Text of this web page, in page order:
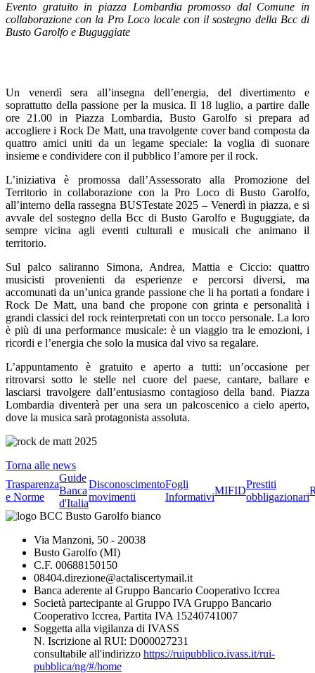
Evento gratuito in piazza Lombardia promosso dal Comune in
collaborazione con la Pro Loco locale con il sostegno della Bcc di
Busto Garolfo e Buguggiate
Un venerdì sera all’insegna dell’energia, del divertimento e
soprattutto della passione per la musica. Il 18 luglio, a partire dalle
ore 21.00 in Piazza Lombardia, Busto Garolfo si prepara ad
accogliere i Rock De Matt, una travolgente cover band composta da
quattro amici uniti da un legame speciale: la voglia di suonare
insieme e condividere con il pubblico l’amore per il rock.
L’iniziativa è promossa dall’Assessorato alla Promozione del
Territorio in collaborazione con la Pro Loco di Busto Garolfo,
all’interno della rassegna BUSTestate 2025 – Venerdì in piazza, e si
avvale del sostegno della Bcc di Busto Garolfo e Buguggiate, da
sempre vicina agli eventi culturali e musicali che animano il
territorio.
Sul palco saliranno Simona, Andrea, Mattia e Ciccio: quattro
musicisti provenienti da esperienze e percorsi diversi, ma
accomunati da un’unica grande passione che li ha portati a fondare i
Rock De Matt, una band che propone con grinta e personalità i
grandi classici del rock reinterpretati con un tocco personale. La loro
è più di una performance musicale: è un viaggio tra le emozioni, i
ricordi e l’energia che solo la musica dal vivo sa regalare.
L’appuntamento è gratuito e aperto a tutti: un’occasione per
ritrovarsi sotto le stelle nel cuore del paese, cantare, ballare e
lasciarsi travolgere dall’entusiasmo contagioso della band. Piazza
Lombardia diventerà per una sera un palcoscenico a cielo aperto,
dove la musica sarà protagonista assoluta.
Torna alle news
Trasparenza
e Norme
Guide
Banca
d'Italia
Disconoscimento
movimenti
Fogli
Informativi
MIFID
Prestiti
obbligazionari
Via Manzoni, 50 - 20038
Busto Garolfo (MI)
C.F. 00688150150
08404.direzione@actaliscertymail.it
Banca aderente al Gruppo Bancario Cooperativo Iccrea
Società partecipante al Gruppo IVA Gruppo Bancario
Cooperativo Iccrea, Partita IVA 15240741007
Soggetta alla vigilanza di IVASS
N. Iscrizione al RUI: D000027231
consultabile all'indirizzo https://ruipubblico.ivass.it/rui-
pubblica/ng/#/home